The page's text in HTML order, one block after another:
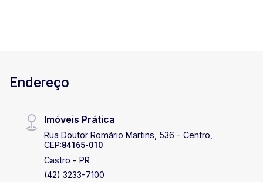
Endereço
Imóveis Prática
Rua Doutor Romário Martins, 536 - Centro,
CEP:84165-010
Castro - PR
(42) 3233-7100